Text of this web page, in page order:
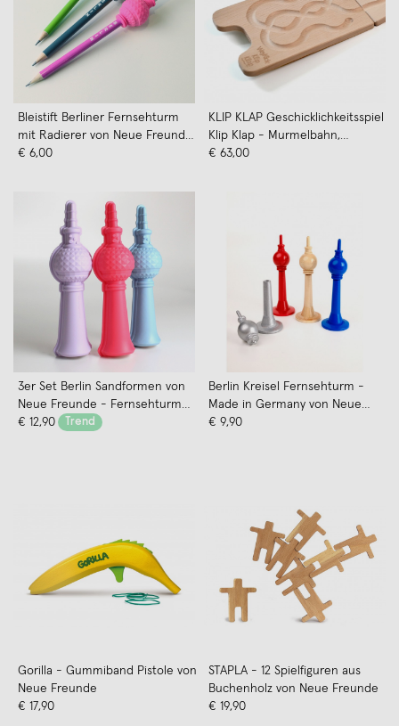
Bleistift Berliner Fernsehturm
mit Radierer von Neue Freunde
- HB
€ 6,00
KLIP KLAP Geschicklichkeitsspiel
Klip Klap - Murmelbahn,
Geschicklichkeit, Holzspiel,
€ 63,00
3er Set Berlin Sandformen von
Neue Freunde - Fernsehturm
am Alex
€ 12,90 Trend
Berlin Kreisel Fernsehturm -
Made in Germany von Neue
Freunde
€ 9,90
Gorilla - Gummiband Pistole von
Neue Freunde
€ 17,90
STAPLA - 12 Spielfiguren aus
Buchenholz von Neue Freunde
€ 19,90